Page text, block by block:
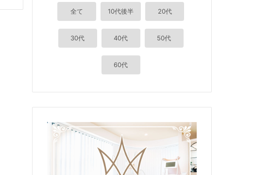
全て 10代後半 20代
30代 40代 50代
60代